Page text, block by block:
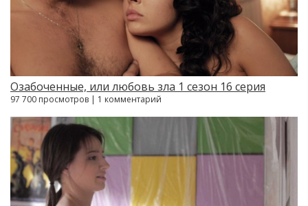
Озабоченные, или любовь зла 1 сезон 16 серия
97 700 просмотров | 1 комментарий